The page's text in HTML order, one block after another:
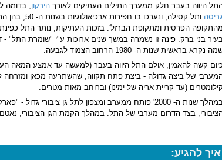
היווה בעבר חלק ממערך התילים העתיקים לאורך הירקון, בדומה
גריסה
ותל קסילה, ונערכו בו
מהתקופה הפרסית ומתקופת הברזל'. בזכות העתיקות, נותר התל
בני ברק. פינה זו נשמרה במשך שנים ארוכות ע"י "שומרת התל" -
נקרא בראשית שנות ה- 1980 הרחוב הצמוד לגבעה.
כיום קשה להאמין, אולם התל היווה בעבר (למעשה עד אמצע המאה
של ביצה גדולה - ביצת פתח תקווה, שהשתרעה מכאן ומזרחה
קילומטרים (עד קריית אריה של ימינו) וברוחב מאות מטרים.
במהלך שנות ה- 2000' פותח ממערב ומצפון לתל גן ציבורי
בצד הדרום-מערבי של התל. במהלך הקמת הגן הציבורי,
איך להגיע: